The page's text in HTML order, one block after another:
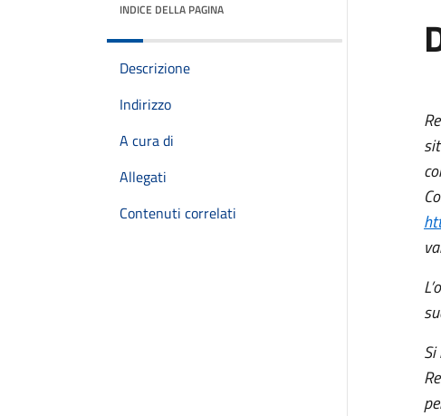
INDICE DELLA PAGINA
Descrizione
Indirizzo
A cura di
Allegati
Contenuti correlati